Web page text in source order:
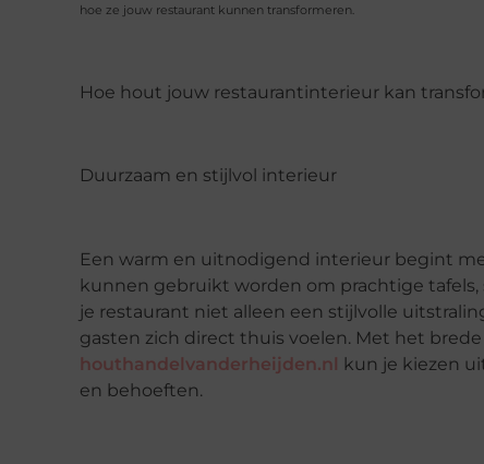
hoe ze jouw restaurant kunnen transformeren.
Hoe hout jouw restaurantinterieur kan
Duurzaam en stijlvol interieur
Een warm en uitnodigend interieur begint
kunnen gebruikt worden om prachtige
je restaurant niet alleen een stijlvolle
gasten zich direct thuis voelen. Met het
houthandelvanderheijden.nl
kun je kiezen
en behoeften.